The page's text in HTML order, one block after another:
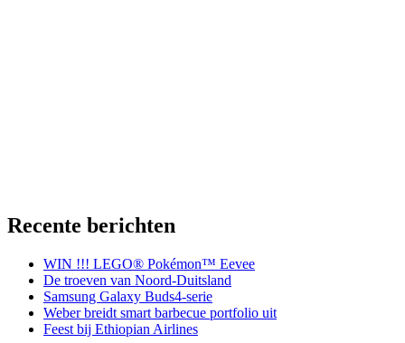
Recente berichten
WIN !!! LEGO® Pokémon™ Eevee
De troeven van Noord-Duitsland
Samsung Galaxy Buds4-serie
Weber breidt smart barbecue portfolio uit
Feest bij Ethiopian Airlines